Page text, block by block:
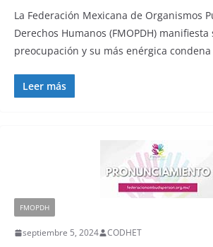
La Federación Mexicana de Organismos
Derechos Humanos (FMOPDH)
preocupación y su más enérgica
Leer más
FMOPDH
septiembre 5, 2024 CODHET